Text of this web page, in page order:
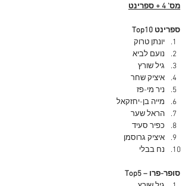
מס' 4 + ספרינט
Top10 ספרינט
יונתן טרוק
נועם לביא
גיל שורץ
איציק שחר
ניר מי-פז
מייה בן-יחזקאל
הראל שער
כפיר סעיד
איציק גרוסמן
נח בבלי
Top5 – סופר-פרו